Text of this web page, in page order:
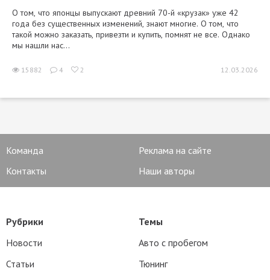
О том, что японцы выпускают древний 70-й «крузак» уже 42
года без существенных изменений, знают многие. О том, что
такой можно заказать, привезти и купить, помнят не все. Однако
мы нашли нас...
15882 4 2 12.03.2026
Команда
Реклама на сайте
Контакты
Наши авторы
Рубрики
Новости
Статьи
Темы
Авто с пробегом
Тюнинг